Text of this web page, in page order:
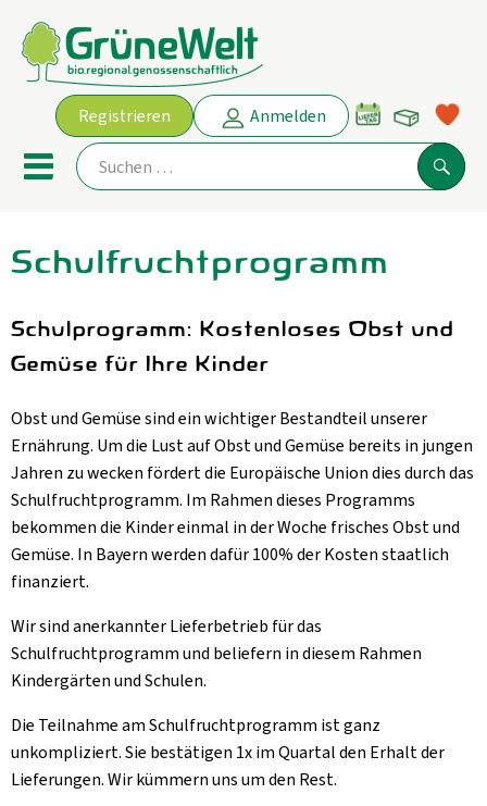
Registrieren Anmelden
Mobiles Menu öffnen oder
Ökokisten
THEMENWELTEN
AKTUELLE ANGEBOTE
Obst & Gemüse
Kühltheke
GrüneWelt Bäckerei
Getränke
Haus, Garten, Tier & Co
Schulfruchtprogramm
Schulprogramm: Kostenloses Obst und
Gemüse für Ihre Kinder
Obst und Gemüse sind ein wichtiger Bestandteil unserer
Ernährung. Um die Lust auf Obst und Gemüse bereits in jungen
Jahren zu wecken fördert die Europäische Union dies durch das
Schulfruchtprogramm. Im Rahmen dieses Programms
bekommen die Kinder einmal in der Woche frisches Obst und
Gemüse. In Bayern werden dafür 100% der Kosten staatlich
finanziert.
Wir sind anerkannter Lieferbetrieb für das
Schulfruchtprogramm und beliefern in diesem Rahmen
Kindergärten und Schulen.
Die Teilnahme am Schulfruchtprogramm ist ganz
unkompliziert. Sie bestätigen 1x im Quartal den Erhalt der
Lieferungen. Wir kümmern uns um den Rest.